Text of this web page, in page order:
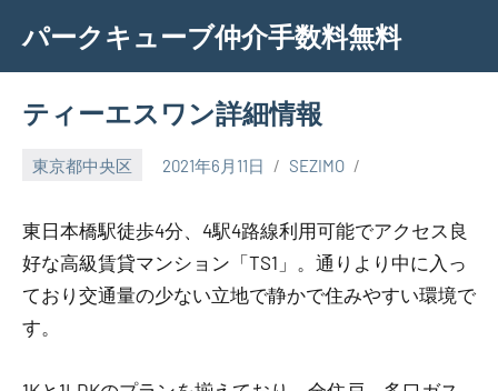
content
パークキューブ仲介手数料無料
ティーエスワン詳細情報
東京都中央区 2021年6月11日 SEZIMO
東日本橋駅徒歩4分、4駅4路線利用可能でアクセス良
好な高級賃貸マンション「TS1」。通りより中に入っ
ており交通量の少ない立地で静かで住みやすい環境で
す。